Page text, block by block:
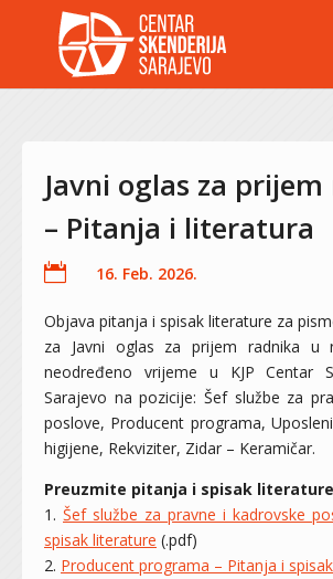
Javni oglas za
– Pitanja i literatura
 16. Feb. 2026.
Objava pitanja i spisak literature za
za Javni oglas za prijem radnika u
neodređeno vrijeme u KJP Centar
Sarajevo na pozicije: Šef službe za
poslove, Producent programa,
higijene, Rekviziter, Zidar – Keramičar.
Preuzmite pitanja i spisak
1. Šef službe za pravne i kadrovske
spisak literature (.pdf)
2. Producent programa – Pitanja i